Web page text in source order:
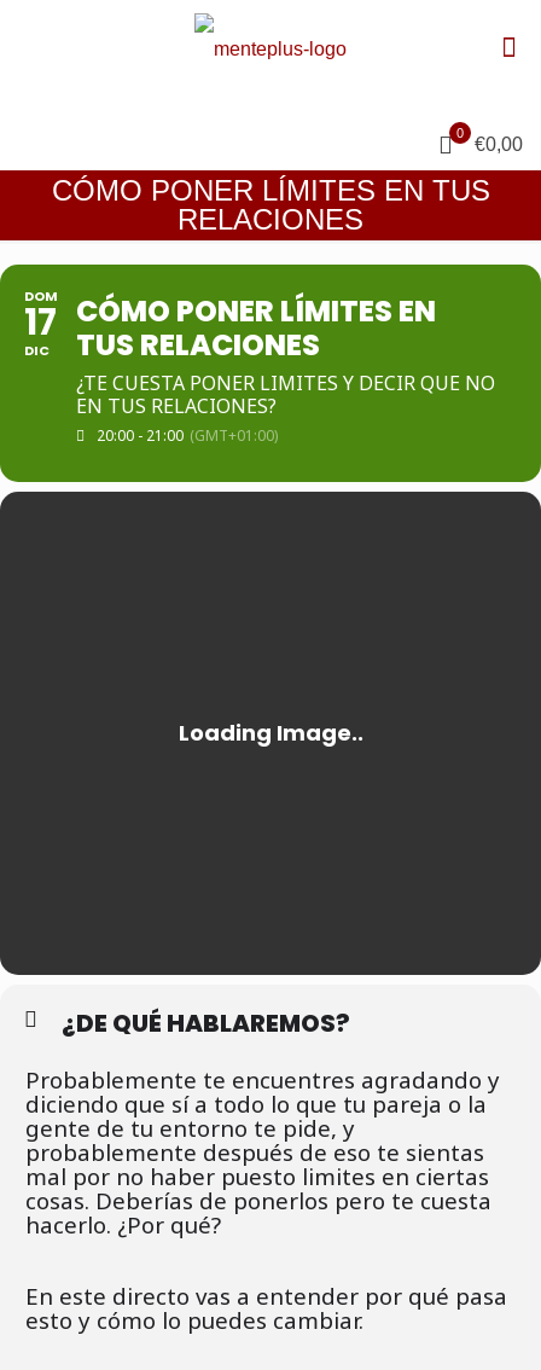
0
€0,00
CÓMO PONER LÍMITES EN TUS
RELACIONES
DOM
17
DIC
CÓMO PONER LÍMITES EN
TUS RELACIONES
¿TE CUESTA PONER LIMITES Y DECIR QUE NO
EN TUS RELACIONES?
20:00 - 21:00 (GMT+01:00)
¿DE QUÉ HABLAREMOS?
Probablemente te encuentres agradando y
diciendo que sí a todo lo que tu pareja o la
gente de tu entorno te pide, y
probablemente después de eso te sientas
mal por no haber puesto limites en ciertas
cosas. Deberías de ponerlos pero te cuesta
hacerlo. ¿Por qué?
En este directo vas a entender por qué pasa
esto y cómo lo puedes cambiar.